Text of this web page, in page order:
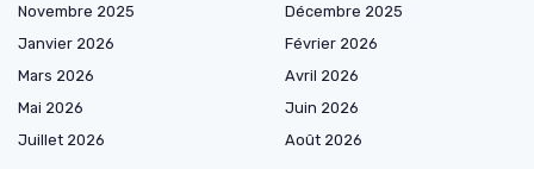
Novembre 2025
Décembre 2025
Janvier 2026
Février 2026
Mars 2026
Avril 2026
Mai 2026
Juin 2026
Juillet 2026
Août 2026